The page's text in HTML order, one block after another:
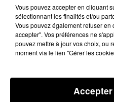
28 février 2025 - 4 min 21
LES INFOS DU TARN
28/02/2025 À 08H30
Podcasts infos du Tarn et
Vous pouvez accepter en cliquant
sélectionnant les finalités et/ou
Vous pouvez également refuser
accepter". Vos préférences ne
pouvez mettre à jour vos choix, ou
moment via le lien "Gérer les